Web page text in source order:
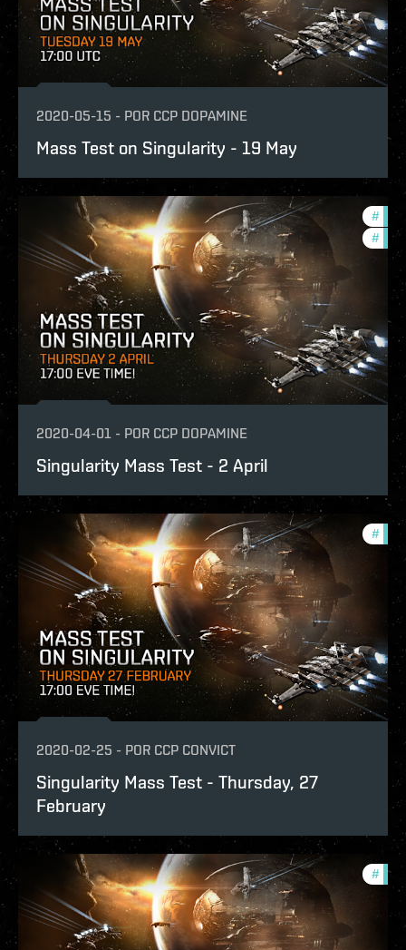
2020-05-15 - POR CCP DOPAMINE
Mass Test on Singularity - 19 May
#
#
2020-04-01 - POR CCP DOPAMINE
Singularity Mass Test - 2 April
#
2020-02-25 - POR CCP CONVICT
Singularity Mass Test - Thursday, 27
February
#